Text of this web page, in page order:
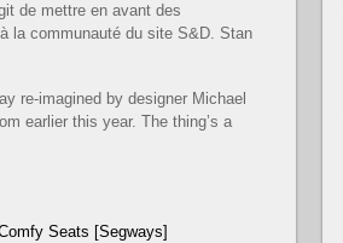
de mettre en avant des
la communauté du site S&D. Stan
re-imagined by designer Michael
earlier this year. The thing’s a
Seats [Segways]